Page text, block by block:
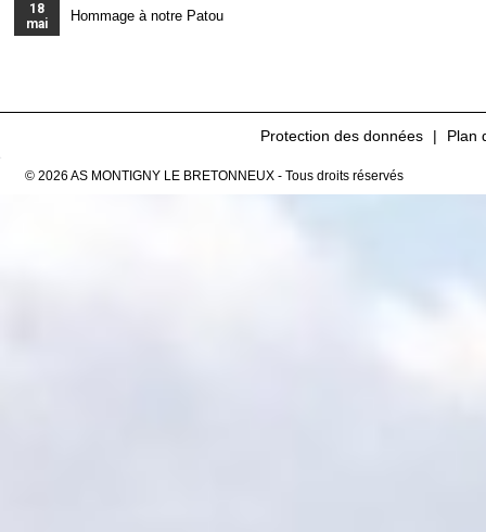
18
mai
Hommage à notre Patou
Protection des données Plan
© 2026 AS MONTIGNY LE BRETONNEUX - Tous droits réservés